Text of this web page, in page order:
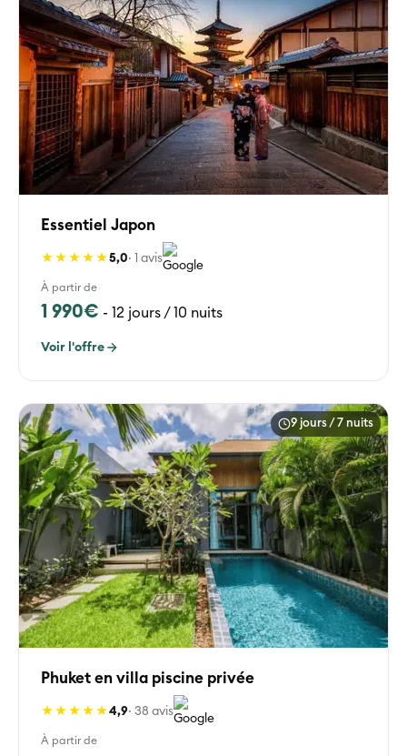
Essentiel Japon
★★★★★5,0· 1 avis
À partir de
1 990€ - 12 jours / 10 nuits
Voir l'offre
9 jours / 7 nuits
Phuket en villa piscine privée
★★★★★4,9· 38 avis
À partir de